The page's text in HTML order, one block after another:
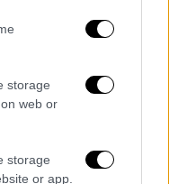
storage
web or
storage
or app.
5-2 (15'
Λανγκ, 60'
32'